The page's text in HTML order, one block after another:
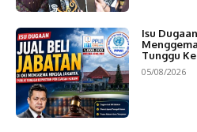
Isu
Tunggu
05/08/2026